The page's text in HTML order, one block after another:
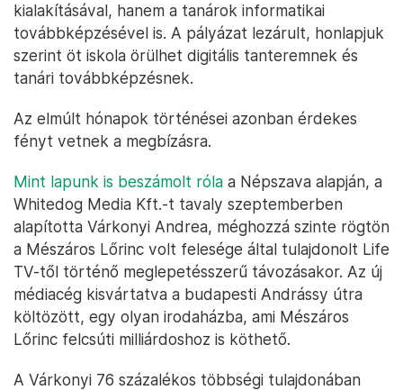
kialakításával, hanem a tanárok informatikai
továbbképzésével is. A pályázat lezárult, honlapjuk
szerint öt iskola örülhet digitális tanteremnek és
tanári továbbképzésnek.
Az elmúlt hónapok történései azonban érdekes
fényt vetnek a megbízásra.
Mint lapunk is beszámolt róla a Népszava alapján, a
Whitedog Media Kft.-t tavaly szeptemberben
alapította Várkonyi Andrea, méghozzá szinte rögtön
a Mészáros Lőrinc volt felesége által tulajdonolt Life
TV-től történő meglepetésszerű távozásakor. Az új
médiacég kisvártatva a budapesti Andrássy útra
költözött, egy olyan irodaházba, ami Mészáros
Lőrinc felcsúti milliárdoshoz is köthető.
A Várkonyi 76 százalékos többségi tulajdonában